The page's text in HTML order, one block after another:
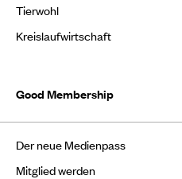
Tierwohl
Kreislaufwirtschaft
Good Membership
Der neue Medienpass
Mitglied werden